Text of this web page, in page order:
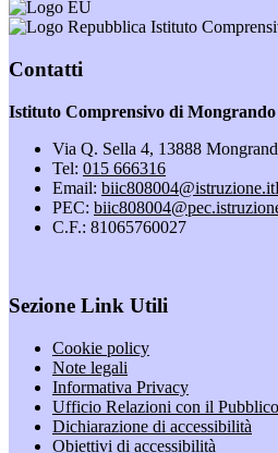
Istituto
Contatti
Istituto Comprensivo di Mongrando
Via Q. Sella 4, 13888
Tel: 015 666316
Email: biic808004@istruzione.it
PEC:
C.F.: 81065760027
Sezione Link Utili
Cookie policy
Note legali
Informativa Privacy
Ufficio Relazioni con il Pubblico
Dichiarazione di accessibilità
Obiettivi di accessibilità